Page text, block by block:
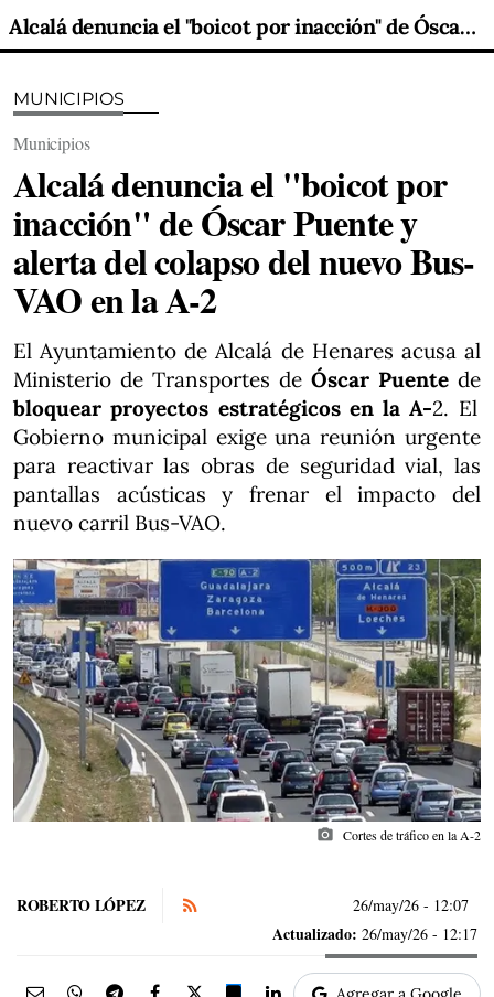
Alcalá denuncia el "boicot por inacción" de Óscar Puente y alerta del colapso del nuevo Bus-VAO en la A-2
MUNICIPIOS
Municipios
Alcalá denuncia el "boicot por
inacción" de Óscar Puente y
alerta del colapso del nuevo Bus-
VAO en la A-2
El Ayuntamiento de Alcalá de Henares acusa al
Ministerio de Transportes de Óscar Puente de
bloquear proyectos estratégicos en la A-2. El
Gobierno municipal exige una reunión urgente
para reactivar las obras de seguridad vial, las
pantallas acústicas y frenar el impacto del
nuevo carril Bus-VAO.
photo_camera Cortes de tráfico en la A-2
ROBERTO LÓPEZ 26/may/26 - 12:07
Actualizado: 26/may/26 - 12:17